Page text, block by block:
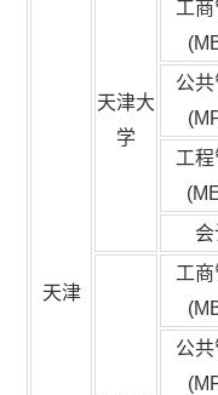
天津
天津大
学
工
公
工
工
公